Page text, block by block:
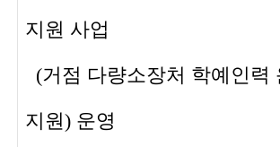
지원 사업
(거점 다량소장처 학예인력
지원) 운영